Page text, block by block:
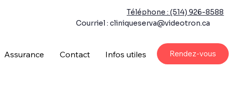
Téléphone : (514) 926-8588
Courriel : cliniqueserva@videotron.ca
Rendez-vous
Assurance Contact Infos utiles